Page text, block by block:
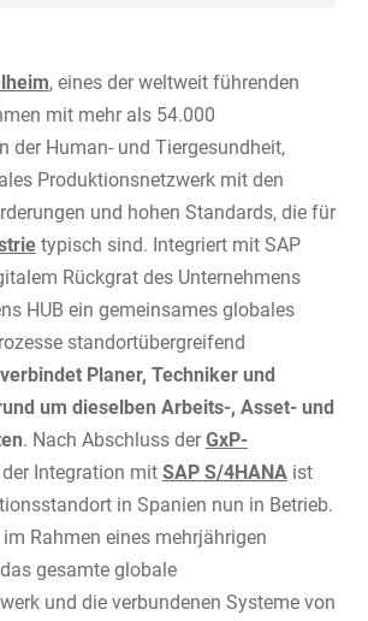
, eines der weltweit führenden
mit mehr als 54.000
der Human- und Tiergesundheit,
Produktionsnetzwerk mit den
und hohen Standards, die für
typisch sind. Integriert mit SAP
Rückgrat des Unternehmens
HUB ein gemeinsames globales
standortübergreifend
verbindet Planer, Techniker und
um dieselben Arbeits-, Asset- und
. Nach Abschluss derGxP-
Integration mit SAP S/4HANAist
in Spanien nun in Betrieb.
Rahmen eines mehrjährigen
gesamte globale
und die verbundenen Systeme von